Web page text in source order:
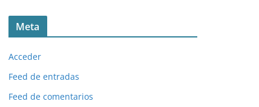
Meta
Acceder
Feed de entradas
Feed de comentarios